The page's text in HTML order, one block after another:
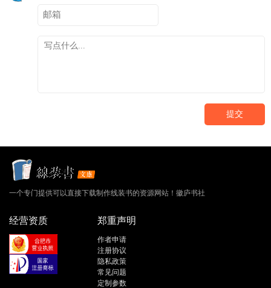
提交
一个专门提供可以直接下载制作线装书的资源网站！徽庐书社
经营资质 郑重声明
作者申请
注册协议
隐私政策
常见问题
定制参数